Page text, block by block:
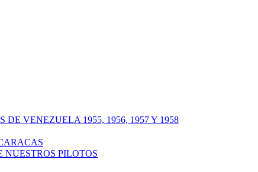
VENEZUELA 1955, 1956, 1957 Y 1958
PILOTOS